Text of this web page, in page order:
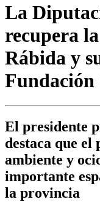
La
recupera
Rábida y
Fundación
El presidente
destaca que
ambiente y
importante
la provincia